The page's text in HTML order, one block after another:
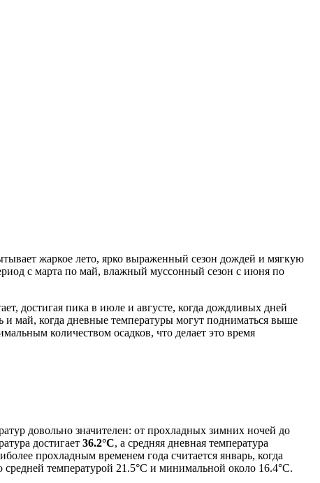
жаркое лето, ярко выраженный сезон дождей и мягкую
с марта по май, влажный муссонный сезон с июня по
достигая пика в июле и августе, когда дождливых дней
и май, когда дневные температуры могут подниматься выше
количеством осадков, что делает это время
довольно значителен: от прохладных зимних ночей до
достигает 36.2°C, а средняя дневная температура
прохладным временем года считается январь, когда
средней температурой 21.5°C и минимальной около 16.4°C.